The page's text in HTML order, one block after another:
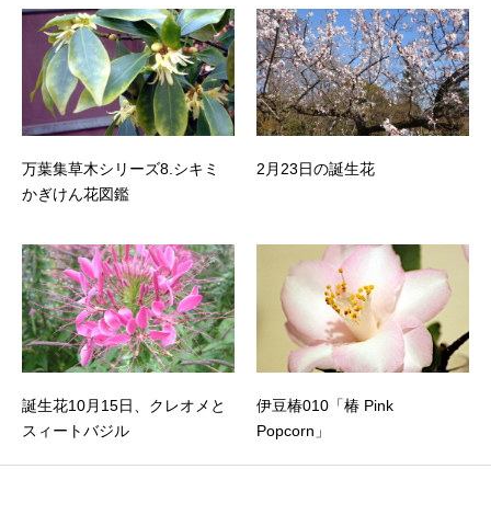
万葉集草木シリーズ8.シキミ
かぎけん花図鑑
2月23日の誕生花
誕生花10月15日、クレオメと
スィートバジル
伊豆椿010「椿 Pink
Popcorn」